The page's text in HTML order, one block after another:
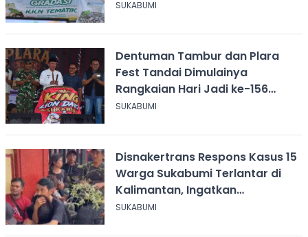
University
SUKABUMI
Dentuman Tambur dan Plara
Fest Tandai Dimulainya
Rangkaian Hari Jadi ke-156
Kabupaten Sukabumi
SUKABUMI
Disnakertrans Respons Kasus 15
Warga Sukabumi Terlantar di
Kalimantan, Ingatkan
Pentingnya Perjanjian Kerja
SUKABUMI